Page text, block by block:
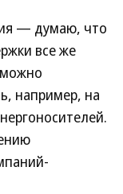
— думаю, что
все же
например, на